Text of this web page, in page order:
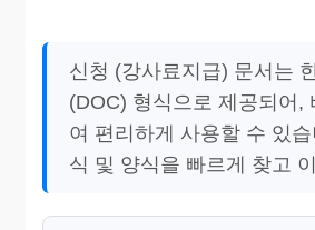
신청 (강사료지급) 문서는
(DOC) 형식으로 제공되어,
여 편리하게 사용할 수 있
식 및 양식을 빠르게 찾고